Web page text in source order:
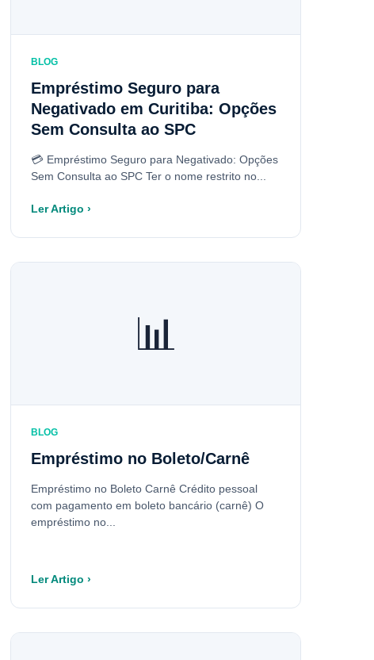
BLOG
Empréstimo Seguro para
Negativado em Curitiba: Opções
Sem Consulta ao SPC
💳 Empréstimo Seguro para Negativado: Opções
Sem Consulta ao SPC Ter o nome restrito no...
Ler Artigo ›
📊
BLOG
Empréstimo no Boleto/Carnê
Empréstimo no Boleto Carnê Crédito pessoal
com pagamento em boleto bancário (carnê) O
empréstimo no...
Ler Artigo ›